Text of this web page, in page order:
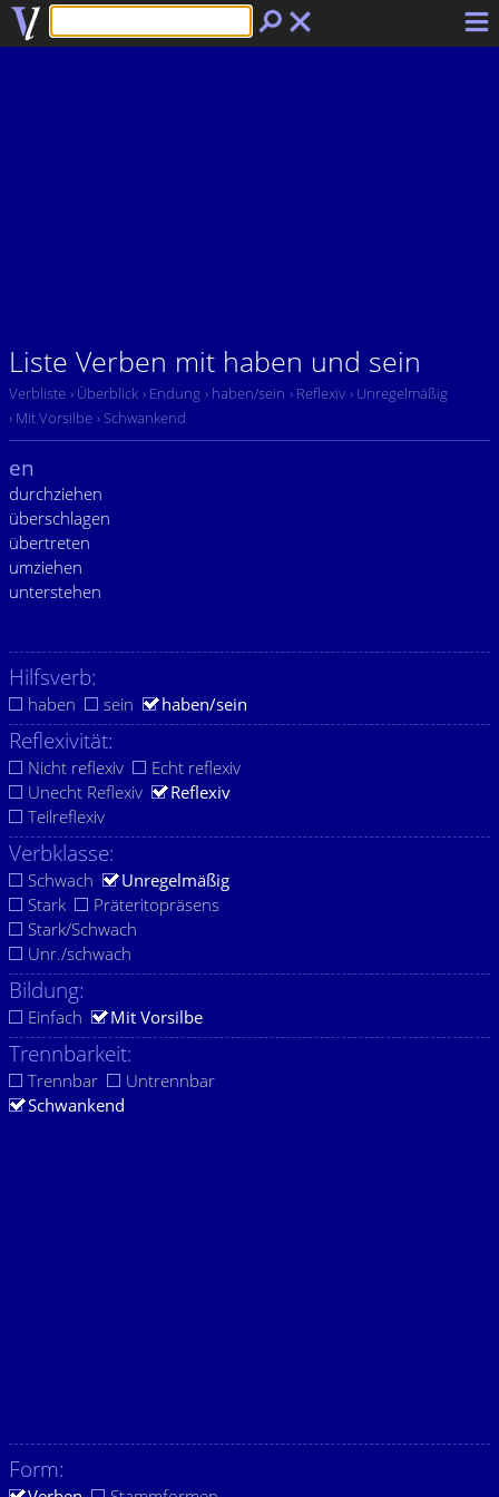
Liste Verben mit haben und sein
Verbliste › Überblick › Endung › haben/sein › Reflexiv › Unregelmäßig
› Mit Vorsilbe › Schwankend
en
durchziehen
überschlagen
übertreten
umziehen
unterstehen
Hilfsverb:
haben sein haben/sein
Reflexivität:
Nicht reflexiv
Echt reflexiv
Unecht Reflexiv
Reflexiv
Teilreflexiv
Verbklasse:
Schwach
Unregelmäßig
Stark
Präteritopräsens
Stark/Schwach
Unr./schwach
Bildung:
Einfach Mit Vorsilbe
Trennbarkeit:
Trennbar
Untrennbar
Schwankend
Form: